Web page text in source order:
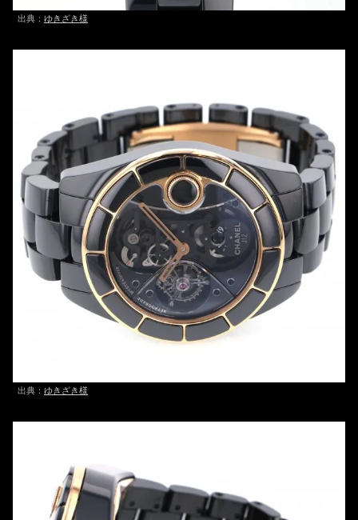
出典： ゆきざき様
出典： ゆきざき様